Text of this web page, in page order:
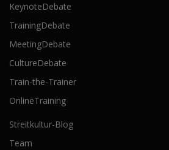
KeynoteDebate
TrainingDebate
MeetingDebate
CultureDebate
Train-the-Trainer
OnlineTraining
Streitkultur-Blog
Team